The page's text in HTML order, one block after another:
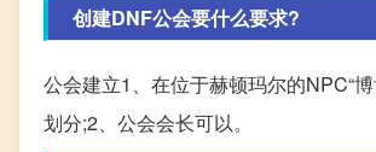
创建DNF公会要什么要求?
公会建立1、在位于赫顿玛尔的NPC“
划分;2、公会会长可以。